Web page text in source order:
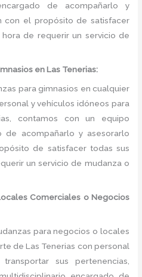
de acompañarlo y
con el propósito de satisfacer
de requerir un servicio de
en Las Tenerias:
para gimnasios en cualquier
y vehículos idóneos para
contamos con un equipo
de acompañarlo y asesorarlo
de satisfacer todas sus
un servicio de mudanza o
Comerciales o Negocios
para negocios o locales
de Las Tenerias con personal
sus pertenencias,